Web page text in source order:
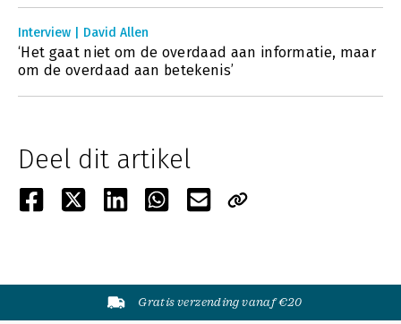
Interview | David Allen
‘Het gaat niet om de overdaad aan informatie, maar
om de overdaad aan betekenis’
Deel dit artikel
Gratis verzending vanaf €20